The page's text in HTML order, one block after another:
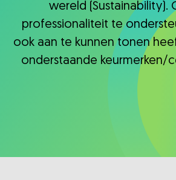
wereld (Sustainability).
professionaliteit te
ook aan te kunnen tonen
onderstaande keurmerken/